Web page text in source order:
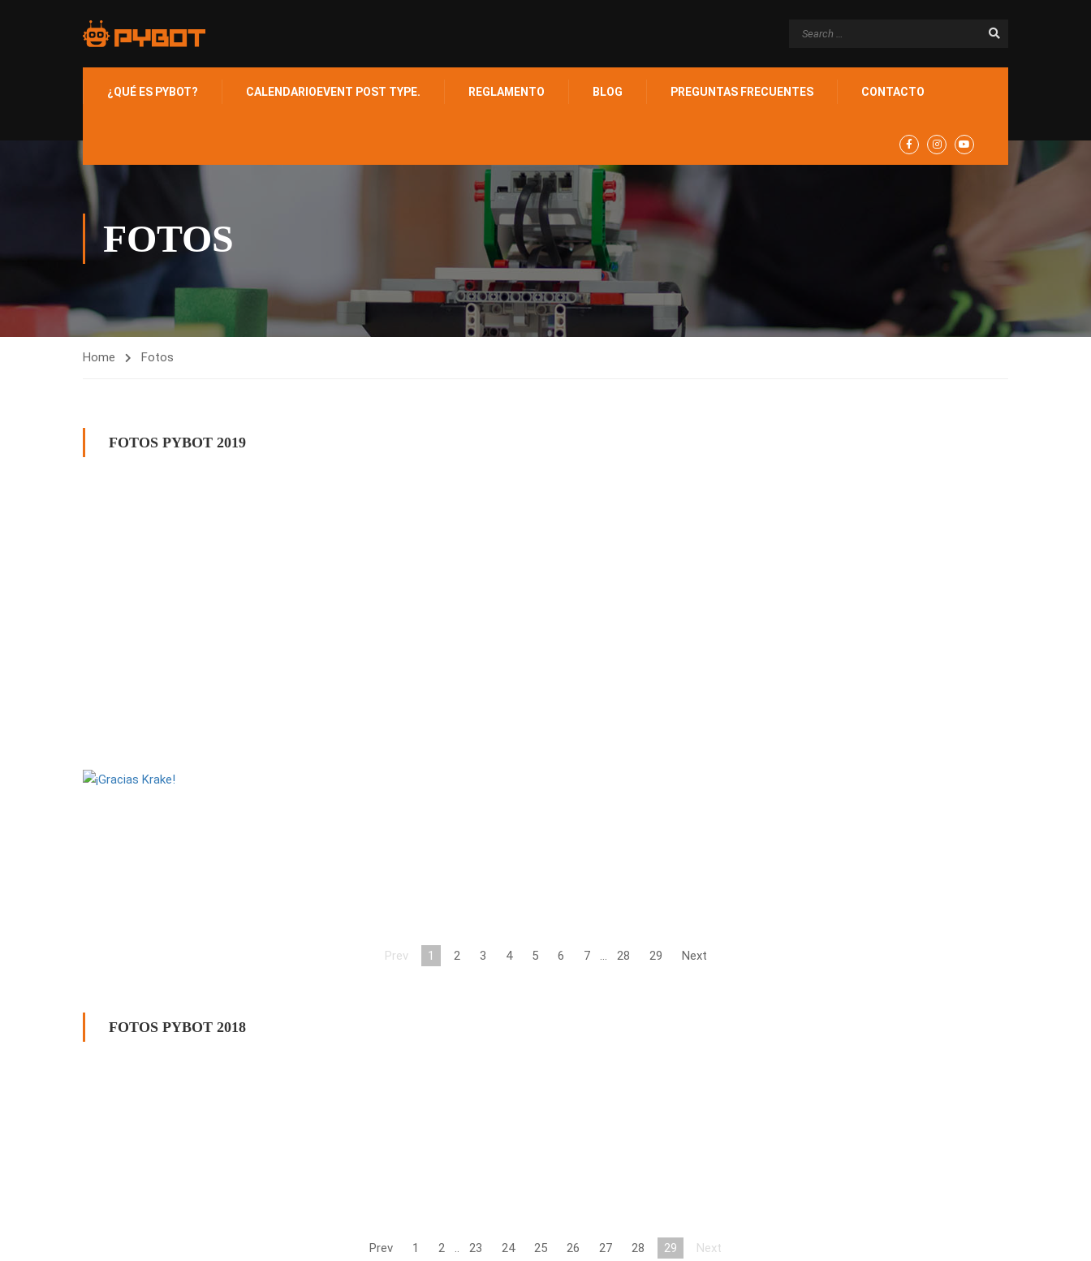
¿QUÉ ES PYBOT? CALENDARIO EVENT POST TYPE. REGLAMENTO BLOG PREGUNTAS FRECUENTES CONTACTO
FOTOS
Home Fotos
FOTOS PYBOT 2019
Prev 1 2 3 4 5 6 7 … 28 29 Next
FOTOS PYBOT 2018
Prev 1 2 .. 23 24 25 26 27 28 29 Next